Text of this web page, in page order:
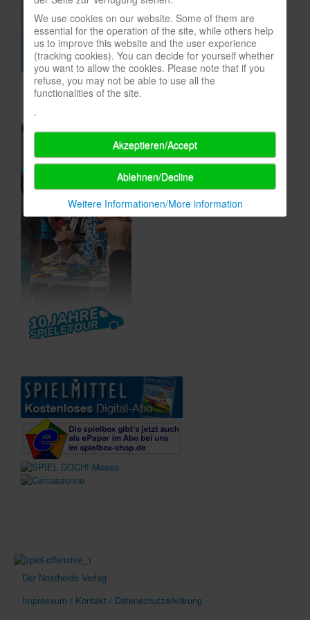
In eigener Sache-On our own behalf
Archivierte Meldungen-News archive
Der Nostheide Verlag
Impressum / Kontakt / Datenschutzerklärung
We use cookies on our website. Some of them are
essential for the operation of the site, while others help
us to improve this website and the user experience
(tracking cookies). You can decide for yourself whether
you want to allow the cookies. Please note that if you
refuse, you may not be able to use all the
functionalities of the site.
.
Akzeptieren/Accept
Ablehnen/Decline
Weitere Informationen/More information